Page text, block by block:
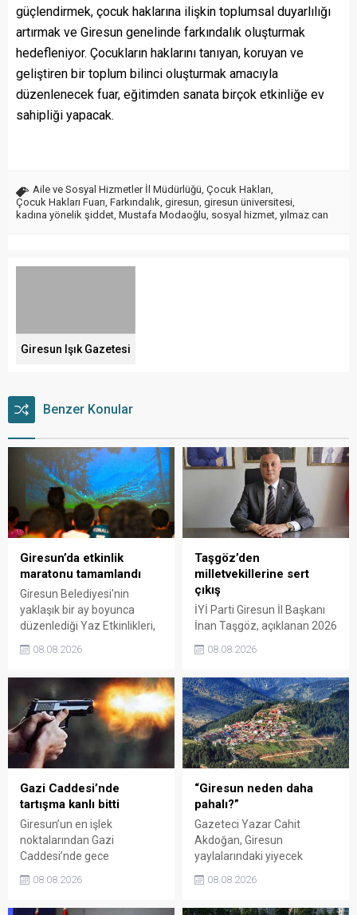
güçlendirmek, çocuk haklarına ilişkin toplumsal duyarlılığı
artırmak ve Giresun genelinde farkındalık oluşturmak
hedefleniyor. Çocukların haklarını tanıyan, koruyan ve
geliştiren bir toplum bilinci oluşturmak amacıyla
düzenlenecek fuar, eğitimden sanata birçok etkinliğe ev
sahipliği yapacak.
Aile ve Sosyal Hizmetler İl Müdürlüğü, Çocuk Hakları,
Çocuk Hakları Fuarı, Farkındalık, giresun, giresun üniversitesi,
kadına yönelik şiddet, Mustafa Modaoğlu, sosyal hizmet, yılmaz can
Giresun Işık Gazetesi
Benzer Konular
Giresun’da etkinlik
maratonu tamamlandı
Giresun Belediyesi'nin
yaklaşık bir ay boyunca
düzenlediği Yaz Etkinlikleri,
sanat ve eğlenceyle
organizasyonun ardından
Kadın El Emeği Pazarı'nın
süresi de 16 Ağustos'a
kadar uzatıldı.
08.08.2026
Taşgöz’den
milletvekillerine sert
çıkış
İYİ Parti Giresun İl Başkanı
İnan Taşgöz, açıklanan 2026
üzerinden iktidar
eleştirdi. Taşgöz, üreticinin
emeğinin karşılığını
alamadığını savunarak,
Giresun milletvekillerini
sessiz kalmakla suçladı.
08.08.2026
Gazi Caddesi’nde
tartışma kanlı bitti
Giresun’un en işlek
noktalarından Gazi
Caddesi’nde gece
kavgada A.E. ayağından
08.08.2026
“Giresun neden daha
pahalı?”
Gazeteci Yazar Cahit
Akdoğan, Giresun
yaylalarındaki yiyecek
belirgin biçimde yüksek
08.08.2026